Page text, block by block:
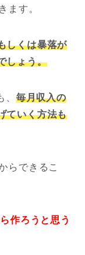
ます。
しくは暴落が
しょう。
毎月収入の
ていく方法も
らできるこ
作ろうと思う